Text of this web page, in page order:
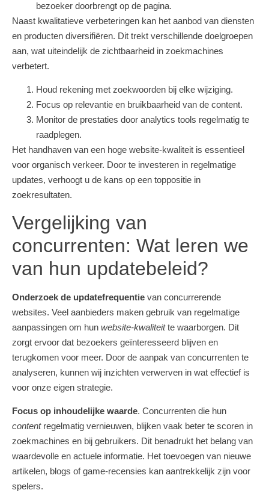
bezoeker doorbrengt op de pagina.
Naast kwalitatieve verbeteringen kan het aanbod van diensten
en producten diversifiëren. Dit trekt verschillende doelgroepen
aan, wat uiteindelijk de zichtbaarheid in zoekmachines
verbetert.
Houd rekening met zoekwoorden bij elke wijziging.
Focus op relevantie en bruikbaarheid van de content.
Monitor de prestaties door analytics tools regelmatig te
raadplegen.
Het handhaven van een hoge website-kwaliteit is essentieel
voor organisch verkeer. Door te investeren in regelmatige
updates, verhoogt u de kans op een toppositie in
zoekresultaten.
Vergelijking van
concurrenten: Wat leren we
van hun updatebeleid?
Onderzoek de updatefrequentie van concurrerende
websites. Veel aanbieders maken gebruik van regelmatige
aanpassingen om hun website-kwaliteitte waarborgen. Dit
zorgt ervoor dat bezoekers geïnteresseerd blijven en
terugkomen voor meer. Door de aanpak van concurrenten te
analyseren, kunnen wij inzichten verwerven in wat effectief is
voor onze eigen strategie.
Focus op inhoudelijke waarde. Concurrenten die hun
contentregelmatig vernieuwen, blijken vaak beter te scoren in
zoekmachines en bij gebruikers. Dit benadrukt het belang van
waardevolle en actuele informatie. Het toevoegen van nieuwe
artikelen, blogs of game-recensies kan aantrekkelijk zijn voor
spelers.